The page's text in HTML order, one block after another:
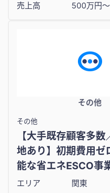
売上高
500万円
その他
その他
【大手既存顧客多
地あり】初期費用ゼ
能な省エネESCO事
エリア
関東